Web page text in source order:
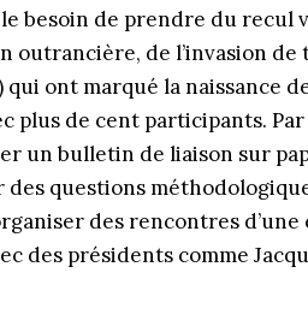
besoin de prendre du recul
outrancière, de l’invasion
ont marqué la naissance
plus de cent participants.
un bulletin de liaison sur
questions
des rencontres
des présidents comme